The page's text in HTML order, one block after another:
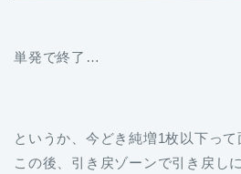
単発で終了…
というか、今どき純増1枚以下って
この後、引き戻ゾーンで引き戻し